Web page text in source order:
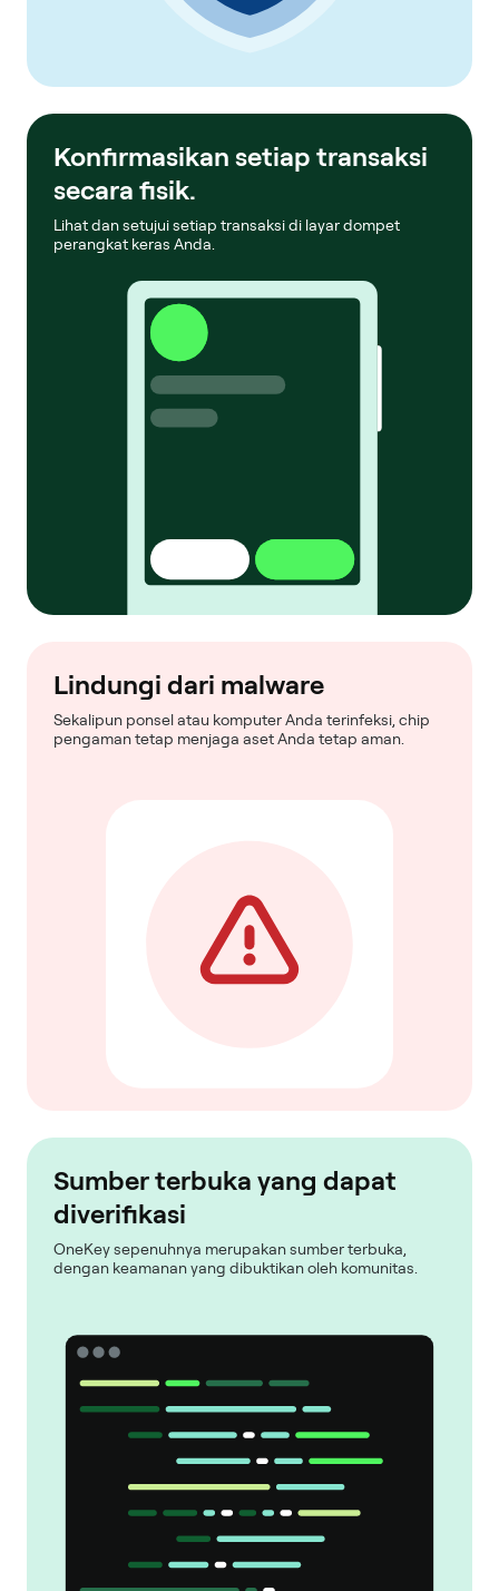
Konfirmasikan setiap transaksi
secara fisik.
Lihat dan setujui setiap transaksi di layar dompet
perangkat keras Anda.
Lindungi dari malware
Sekalipun ponsel atau komputer Anda terinfeksi, chip
pengaman tetap menjaga aset Anda tetap aman.
Sumber terbuka yang dapat
diverifikasi
OneKey sepenuhnya merupakan sumber terbuka,
dengan keamanan yang dibuktikan oleh komunitas.